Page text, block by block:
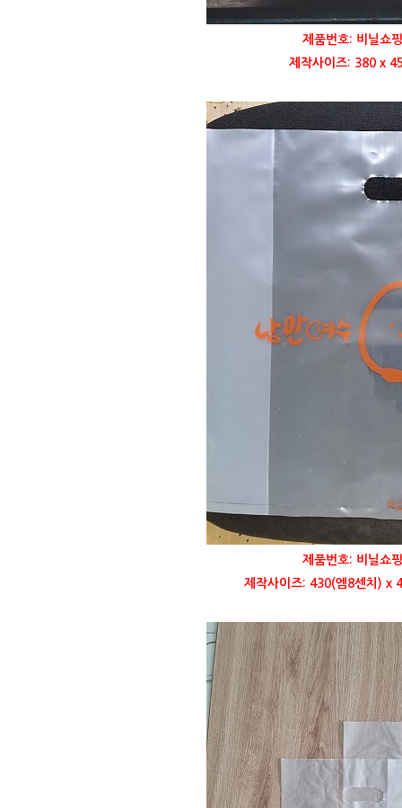
제품번호: 비닐쇼
제작사이즈: 380 x
제품번호: 비닐쇼
제작사이즈: 430(엠8센치) x